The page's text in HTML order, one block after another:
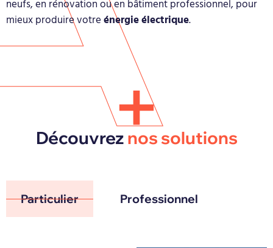
neufs, en rénovation ou en bâtiment professionnel, pour
mieux produire votreénergie électrique.
Découvrez nos solutions
Particulier Professionnel